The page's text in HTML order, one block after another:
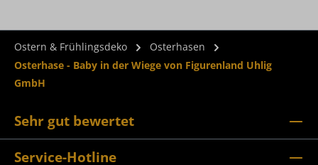
Ostern & Frühlingsdeko
Osterhasen
Osterhase - Baby in der Wiege von Figurenland Uhlig
GmbH
Sehr gut bewertet
Service-Hotline